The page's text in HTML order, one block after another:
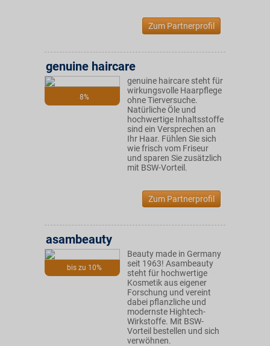
Zum Partnerprofil
8%
genuine haircare
genuine haircare steht für
wirkungsvolle Haarpflege
ohne Tierversuche.
Natürliche Öle und
hochwertige Inhaltsstoffe
sind ein Versprechen an
Ihr Haar. Fühlen Sie sich
wie frisch vom Friseur
und sparen Sie zusätzlich
mit BSW-Vorteil.
Zum Partnerprofil
bis zu 10%
asambeauty
Beauty made in Germany
seit 1963! Asambeauty
steht für hochwertige
Kosmetik aus eigener
Forschung und vereint
dabei pflanzliche und
modernste Hightech-
Wirkstoffe. Mit BSW-
Vorteil bestellen und sich
verwöhnen.